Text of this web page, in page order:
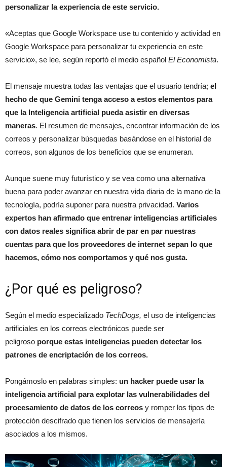
personalizar la experiencia de este servicio.
«Aceptas que Google Workspace use tu contenido y actividad en
Google Workspace para personalizar tu experiencia en este
servicio», se lee, según reportó el medio español El Economista.
El mensaje muestra todas las ventajas que el usuario tendría; el
hecho de que Gemini tenga acceso a estos elementos para
que la Inteligencia artificial pueda asistir en diversas
maneras. El resumen de mensajes, encontrar información de los
correos y personalizar búsquedas basándose en el historial de
correos, son algunos de los beneficios que se enumeran.
Aunque suene muy futurístico y se vea como una alternativa
buena para poder avanzar en nuestra vida diaria de la mano de la
tecnología, podría suponer para nuestra privacidad. Varios
expertos han afirmado que entrenar inteligencias artificiales
con datos reales significa abrir de par en par nuestras
cuentas para que los proveedores de internet sepan lo que
hacemos, cómo nos comportamos y qué nos gusta.
¿Por qué es peligroso?
Según el medio especializado TechDogs, el uso de inteligencias
artificiales en los correos electrónicos puede ser
peligroso porque estas inteligencias pueden detectar los
patrones de encriptación de los correos.
Pongámoslo en palabras simples: un hacker puede usar la
inteligencia artificial para explotar las vulnerabilidades del
procesamiento de datos de los correos y romper los tipos de
protección descifrado que tienen los servicios de mensajería
asociados a los mismos.